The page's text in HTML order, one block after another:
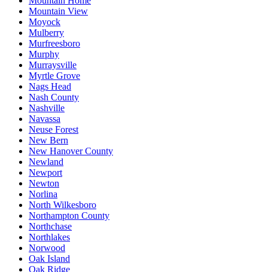
Mountain View
Moyock
Mulberry
Murfreesboro
Murphy
Murraysville
Myrtle Grove
Nags Head
Nash County
Nashville
Navassa
Neuse Forest
New Bern
New Hanover County
Newland
Newport
Newton
Norlina
North Wilkesboro
Northampton County
Northchase
Northlakes
Norwood
Oak Island
Oak Ridge